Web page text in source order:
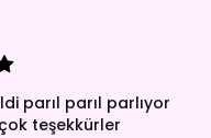
parıl parıl parlıyor
teşekkürler